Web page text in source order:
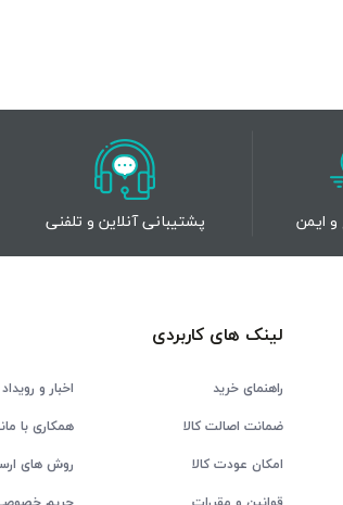
ایمن پشتیبانی آنلاین و تلفنی
لینک های کاربردی
راهنمای خرید
اخبار و
ضمانت اصالت کالا
همکاری با
امکان عودت کالا
روش های